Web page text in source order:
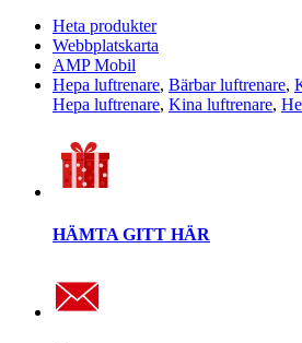
Heta produkter
Webbplatskarta
AMP Mobil
Hepa luftrenare, Bärbar luftrenare,
Hepa luftrenare, Kina luftrenare,
HÄMTA GITT HÄR